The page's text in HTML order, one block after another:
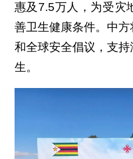
惠及7.5万人，为受灾
善卫生健康条件。中
和全球安全倡议，支
生。